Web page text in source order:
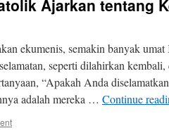
Ajarkan tentang
ekumenis, semakin banyak
seperti dilahirkan kembali,
“Apakah Anda
adalah mereka … Continue